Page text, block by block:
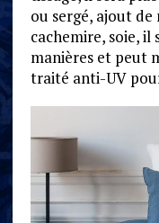
ou sergé, ajout
cachemire, soie, il
manières et peut
traité anti-UV